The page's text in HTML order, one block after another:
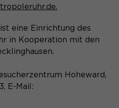
teilt der Webseite mit,
ist und die Rechte besitzt
Session-ID, ohne
eine Einrichtung des
in Kooperation mit den
Hoheward,
E-Mail: